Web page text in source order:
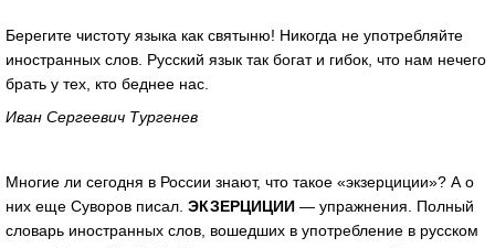
Берегите чистоту языка как святыню! Никогда не употребляйте
иностранных слов. Русский язык так богат и гибок, что нам нечего
брать у тех, кто беднее нас.
Иван Сергеевич Тургенев
Многие ли сегодня в России знают, что такое «экзерциции»? А о
них еще Суворов писал. ЭКЗЕРЦИЦИИ — упражнения. Полный
словарь иностранных слов, вошедших в употребление в русском